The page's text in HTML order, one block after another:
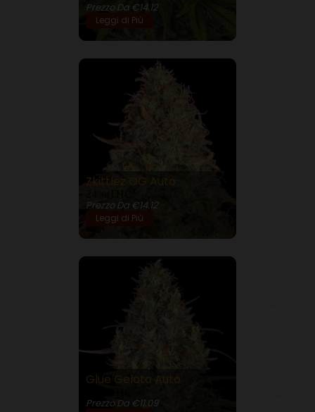
Prezzo Da €14.12
Leggi di Più
Zkittlez OG Auto
Prezzo Da €14.12
Leggi di Più
Glue Gelato Auto
Prezzo Da €11.09